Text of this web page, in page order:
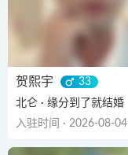
贺熙宇
33
北仑 · 缘分到了就结婚
入驻时间 · 2026-08-04